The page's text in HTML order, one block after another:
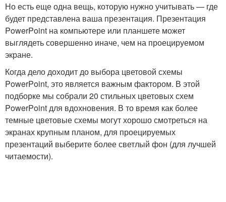
Но есть еще одна вещь, которую нужно учитывать — где
будет представлена ​​ваша презентация. Презентация
PowerPoint на компьютере или планшете может
выглядеть совершенно иначе, чем на проецируемом
экране.
Когда дело доходит до выбора цветовой схемы
PowerPoint, это является важным фактором. В этой
подборке мы собрали 20 стильных цветовых схем
PowerPoint для вдохновения. В то время как более
темные цветовые схемы могут хорошо смотреться на
экранах крупным планом, для проецируемых
презентаций выберите более светлый фон (для лучшей
читаемости).